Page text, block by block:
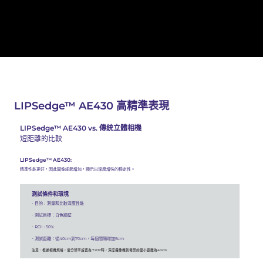
LIPSedge™ AE430 高精準表現
LIPSedge™ AE430 vs. 傳統立體相機
短距離的比較
LIPSedge™ AE430:
精準性能更好，因此圖像細節增加，顯示出深度增強的穩定性。
測試條件和環境
- 目的：測量和比較深度性能
- 測試目標：白色牆壁
- ROI : 50%
- 測試距離：從40cm到70cm，每個間隔增加5cm
注意：根據相機規格，當分辨率設置為720P時，深度攝像機到場景的最小距離為40cm